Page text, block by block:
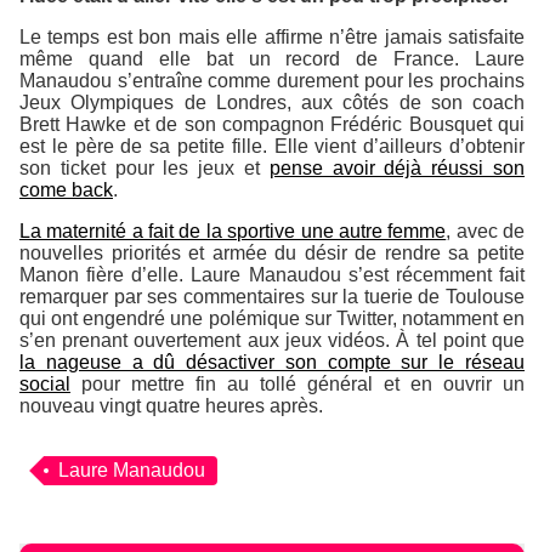
Le temps est bon mais elle affirme n’être jamais satisfaite
même quand elle bat un record de France. Laure
Manaudou s’entraîne comme durement pour les prochains
Jeux Olympiques de Londres, aux côtés de son coach
Brett Hawke et de son compagnon Frédéric Bousquet qui
est le père de sa petite fille. Elle vient d’ailleurs d’obtenir
son ticket pour les jeux et pense avoir déjà réussi son
come back.
La maternité a fait de la sportive une autre femme, avec de
nouvelles priorités et armée du désir de rendre sa petite
Manon fière d’elle. Laure Manaudou s’est récemment fait
remarquer par ses commentaires sur la tuerie de Toulouse
qui ont engendré une polémique sur Twitter, notamment en
s’en prenant ouvertement aux jeux vidéos. À tel point que
la nageuse a dû désactiver son compte sur le réseau
social
pour mettre fin au tollé général et en ouvrir un
nouveau vingt quatre heures après.
Laure Manaudou